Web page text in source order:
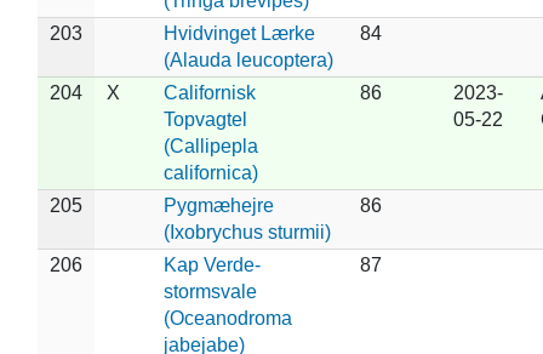
203
Hvidvinget Lærke
(Alauda leucoptera)
84
204 X
Californisk
Topvagtel
(Callipepla
californica)
86
2023-
05-22
205
Pygmæhejre
(Ixobrychus sturmii)
86
206
Kap Verde-
stormsvale
(Oceanodroma
jabejabe)
87